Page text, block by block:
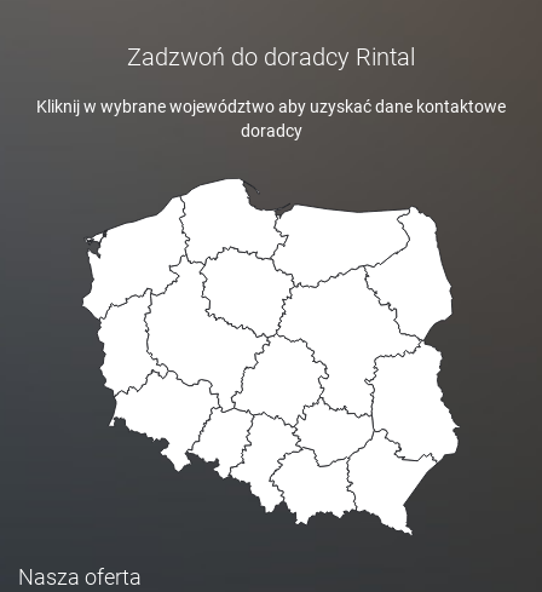
Zadzwoń do doradcy Rintal
Kliknij w wybrane województwo aby uzyskać dane kontaktowe
doradcy
Nasza oferta